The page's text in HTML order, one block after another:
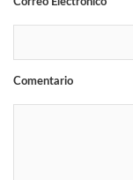
Correo Electrónico
Comentario